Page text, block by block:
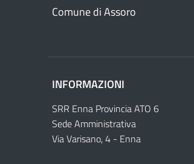
Comune di Assoro
INFORMAZIONI
SRR Enna Provincia ATO 6
Sede Amministrativa
Via Varisano, 4 - Enna